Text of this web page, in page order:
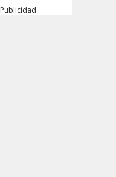
Publicidad